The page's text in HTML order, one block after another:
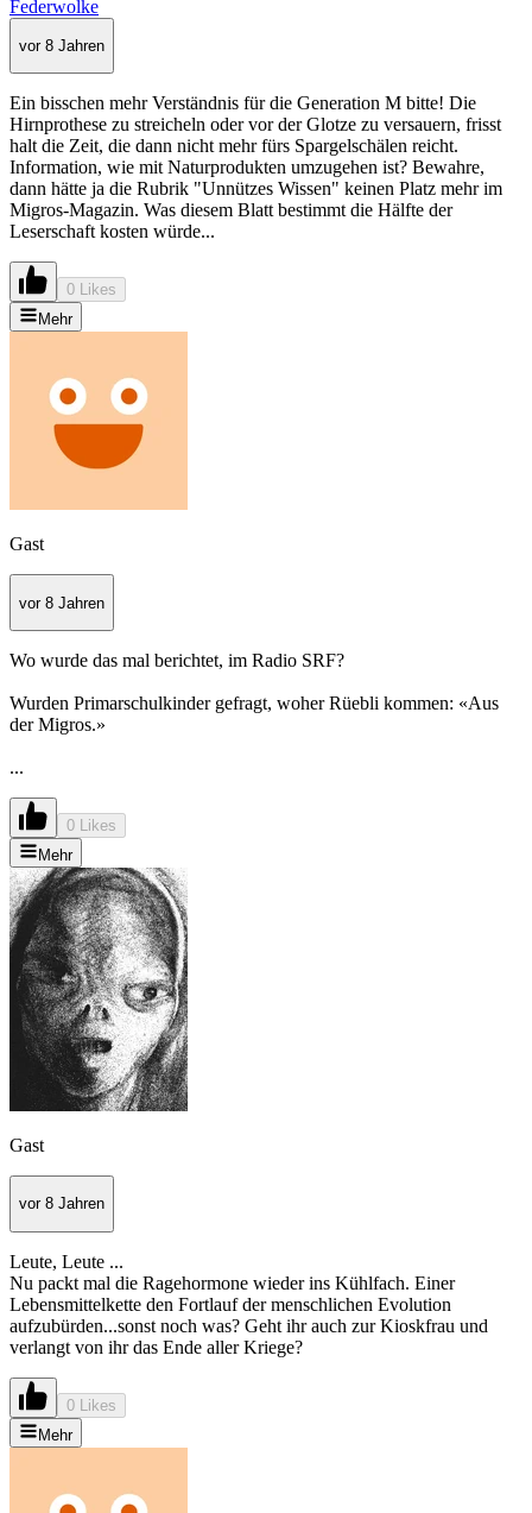
Federwolke
vor 8 Jahren
Ein bisschen mehr Verständnis für die Generation M bitte! Die
Hirnprothese zu streicheln oder vor der Glotze zu versauern, frisst
halt die Zeit, die dann nicht mehr fürs Spargelschälen reicht.
Information, wie mit Naturprodukten umzugehen ist? Bewahre,
dann hätte ja die Rubrik "Unnützes Wissen" keinen Platz mehr im
Migros-Magazin. Was diesem Blatt bestimmt die Hälfte der
Leserschaft kosten würde...
0 Likes
Mehr
Gast
vor 8 Jahren
Wo wurde das mal berichtet, im Radio SRF?
Wurden Primarschulkinder gefragt, woher Rüebli kommen: «Aus
der Migros.»
...
0 Likes
Mehr
Gast
vor 8 Jahren
Leute, Leute ...
Nu packt mal die Ragehormone wieder ins Kühlfach. Einer
Lebensmittelkette den Fortlauf der menschlichen Evolution
aufzubürden...sonst noch was? Geht ihr auch zur Kioskfrau und
verlangt von ihr das Ende aller Kriege?
0 Likes
Mehr